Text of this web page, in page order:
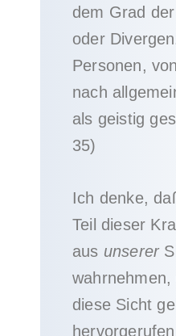
dem Grad
oder
Personen,
nach
als geistig
35)
Ich denke,
Teil dieser
aus unserer
diese Sicht